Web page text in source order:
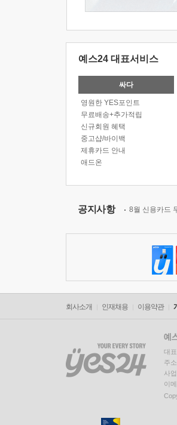
예스24 대표서비스
싸다
영원한 YES포인트
무료배송+추가적립
신규회원 혜택
중고샵/바이백
제휴카드 안내
애드온
공지사항 8월 신용카드
회사소개 인재채용 이용약관
대
주
사
이